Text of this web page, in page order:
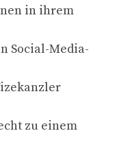
in ihrem
Social-Media-
zu einem